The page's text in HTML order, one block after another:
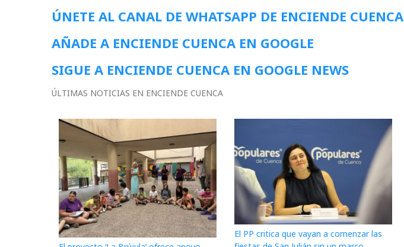
ÚNETE AL CANAL DE WHATSAPP DE ENCIENDE CUENCA
AÑADE A ENCIENDE CUENCA EN GOOGLE
SIGUE A ENCIENDE CUENCA EN GOOGLE NEWS
ÚLTIMAS NOTICIAS EN ENCIENDE CUENCA
El PP critica que vayan a comenzar las